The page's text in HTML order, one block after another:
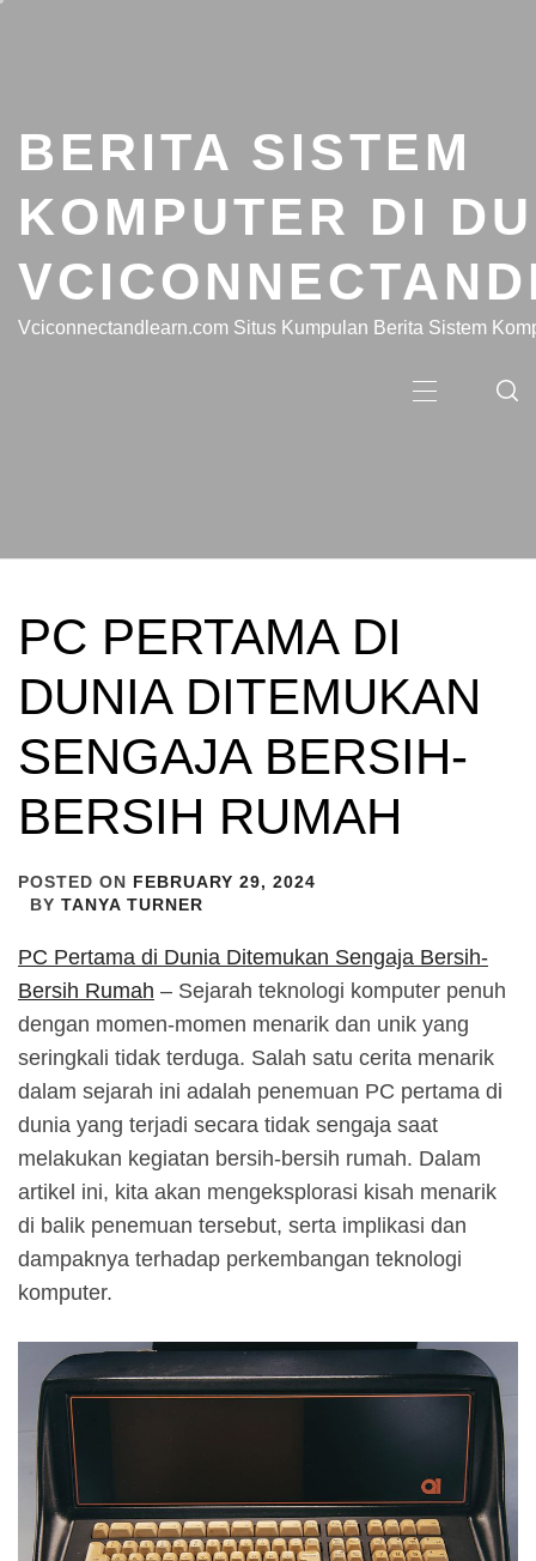
BERITA SISTEM
KOMPUTER DI
Vciconnectandlearn.com Situs Kumpulan Berita Sistem
Primary
PC PERTAMA DI
DUNIA DITEMUKAN
SENGAJA BERSIH-
BERSIH RUMAH
POSTED ON FEBRUARY 29, 2024
BY TANYA TURNER
PC Pertama di Dunia Ditemukan Sengaja Bersih-
Bersih Rumah – Sejarah teknologi komputer penuh
dengan momen-momen menarik dan unik yang
seringkali tidak terduga. Salah satu cerita menarik
dalam sejarah ini adalah penemuan PC pertama di
dunia yang terjadi secara tidak sengaja saat
melakukan kegiatan bersih-bersih rumah. Dalam
artikel ini, kita akan mengeksplorasi kisah menarik
di balik penemuan tersebut, serta implikasi dan
dampaknya terhadap perkembangan teknologi
komputer.